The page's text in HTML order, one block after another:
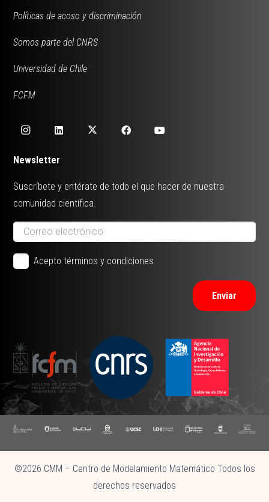
Políticas de acoso y discriminación
Somos parte del CNRS
Universidad de Chile
FCFM
Newsletter
Suscríbete y entérate de todo el que hacer de nuestra
comunidad científica.
Acepto términos y condiciones
Enviar
©2026 CMM – Centro de Modelamiento Matemático Todos los
derechos reservados